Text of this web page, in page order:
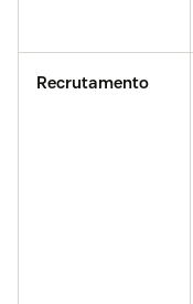
Recrutamento